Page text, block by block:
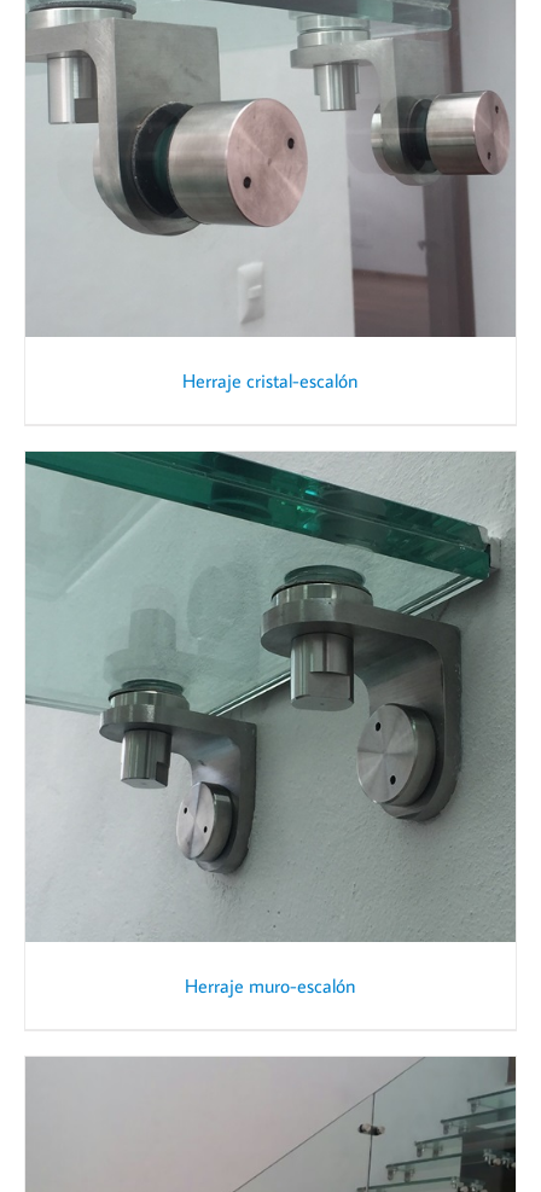
Herraje cristal-escalón
Herraje muro-escalón